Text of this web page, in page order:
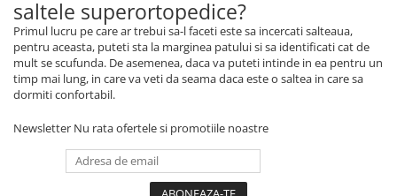
saltele superortopedice?
Primul lucru pe care ar trebui sa-l faceti este sa incercati salteaua,
pentru aceasta, puteti sta la marginea patului si sa identificati cat de
mult se scufunda. De asemenea, daca va puteti intinde in ea pentru un
timp mai lung, in care va veti da seama daca este o saltea in care sa
dormiti confortabil.
Newsletter Nu rata ofertele si promotiile noastre